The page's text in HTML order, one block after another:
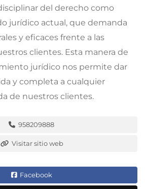
del derecho como
jurídico actual, que demanda
y eficaces frente a las
clientes. Esta manera de
jurídico nos permite dar
y completa a cualquier
de nuestros clientes.
958209888
Visitar sitio web
Facebook